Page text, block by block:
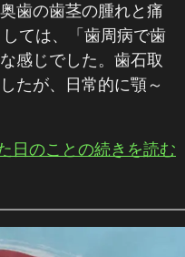
歯の歯茎の腫れと痛
ては、「歯周病で歯
感じでした。歯石取
たが、日常的に顎～
日のことの続きを読む